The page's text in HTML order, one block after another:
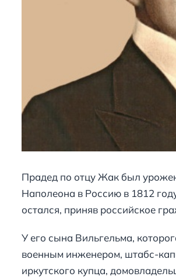
Прадед по отцу Жак был
Наполеона в Россию в 1812
остался, приняв российское
У его сына Вильгельма,
военным инженером, штабс-
иркутского купца,